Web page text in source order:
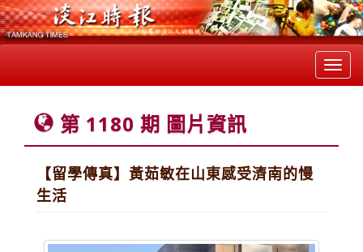
第 1180 期 圖片資訊
【留學傳真】黃茹敏在山東感受濟南的慢
生活